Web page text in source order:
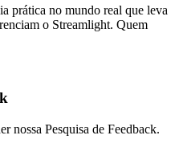
prática no mundo real que leva
o Streamlight. Quem
nossa Pesquisa de Feedback.